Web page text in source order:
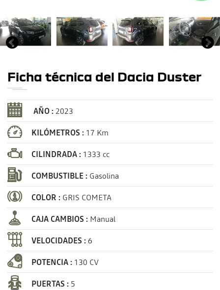
Ficha técnica del Dacia Duster
AÑO : 2023
KILÓMETROS : 17 Km
CILINDRADA : 1333 cc
COMBUSTIBLE : Gasolina
COLOR : GRIS COMETA
CAJA CAMBIOS : Manual
VELOCIDADES :6
POTENCIA : 130 CV
PUERTAS : 5